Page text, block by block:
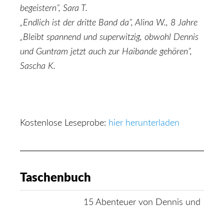
begeistern”, Sara T.
„Endlich ist der dritte Band da”, Alina W., 8 Jahre
„Bleibt spannend und superwitzig, obwohl Dennis
und Guntram jetzt auch zur Haibande gehören”,
Sascha K.
Kostenlose Leseprobe: hier herunterladen
Taschenbuch
15 Abenteuer von Dennis und